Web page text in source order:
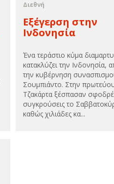
Διεθνή
Εξέγερση στην
Ινδονησία
Ένα τεράστιο κύμα
κατακλύζει την Ινδονησία,
την κυβέρνηση
Σουμπιάντο. Στην
Τζακάρτα ξέσπασαν
συγκρούσεις το
καθώς χιλιάδες κα...